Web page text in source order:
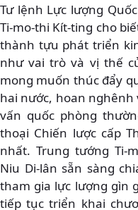
Tư lệnh Lực lượng
Ti-mo-thi Kít-ting cho
thành tựu phát triển
như vai trò và vị thế
mong muốn thúc đẩy
hai nước, hoan nghênh
vấn quốc phòng
thoại Chiến lược cấp
nhất. Trung tướng Ti-
Niu Di-lân sẵn sàng
tham gia lực lượng gìn
tiếp tục triển khai